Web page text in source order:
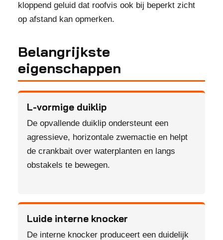
kloppend geluid dat roofvis ook bij beperkt zicht
op afstand kan opmerken.
Belangrijkste
eigenschappen
L-vormige duiklip
De opvallende duiklip ondersteunt een
agressieve, horizontale zwemactie en helpt
de crankbait over waterplanten en langs
obstakels te bewegen.
Luide interne knocker
De interne knocker produceert een duidelijk